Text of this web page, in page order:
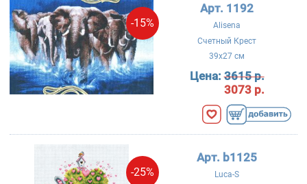
-15%
Арт. 1192
Alisena
Счетный Крест
39x27 см
Цена:3615 р.
3073 р.
-25%
Арт. b1125
Luca-S